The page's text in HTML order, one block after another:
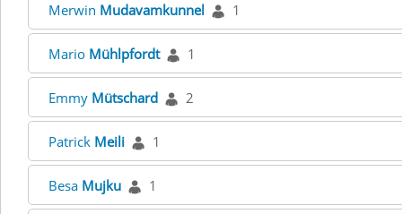
Merwin Mudavamkunnel 1
Mario Mühlpfordt 1
Emmy Mütschard 2
Patrick Meili 1
Besa Mujku 1